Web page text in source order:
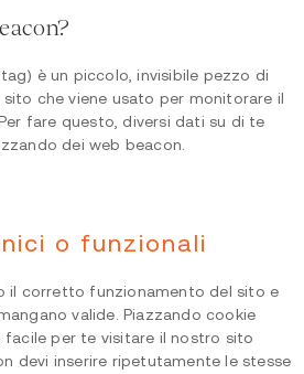
è un piccolo, invisibile pezzo di
che viene usato per monitorare il
fare questo, diversi dati su di te
dei web beacon.
o funzionali
il corretto funzionamento del sito e
valide. Piazzando cookie
facile per te visitare il nostro sito
devi inserire ripetutamente le stesse